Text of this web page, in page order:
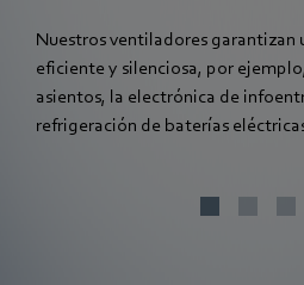
Nuestros ventiladores garantizan
eficiente y silenciosa, por
asientos, la electrónica de
refrigeración de baterías